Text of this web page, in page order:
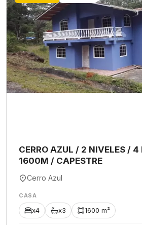
CERRO AZUL / 2 NIVELES /
1600M / CAPESTRE
Cerro Azul
CASA
x4 x3 1600 m²